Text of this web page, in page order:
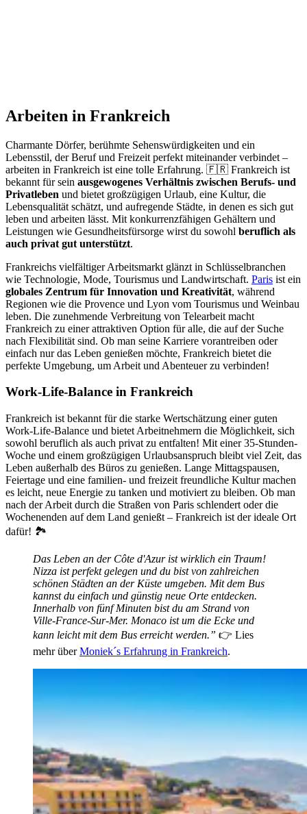
Arbeiten in Frankreich
Charmante Dörfer, berühmte Sehenswürdigkeiten und ein
Lebensstil, der Beruf und Freizeit perfekt miteinander verbindet –
arbeiten in Frankreich ist eine tolle Erfahrung. 🇫🇷 Frankreich ist
bekannt für sein ausgewogenes Verhältnis zwischen Berufs- und
Privatleben und bietet großzügigen Urlaub, eine Kultur, die
Lebensqualität schätzt, und aufregende Städte, in denen es sich gut
leben und arbeiten lässt. Mit konkurrenzfähigen Gehältern und
Leistungen wie Gesundheitsfürsorge wirst du sowohl beruflich als
auch privat gut unterstützt.
Frankreichs vielfältiger Arbeitsmarkt glänzt in Schlüsselbranchen
wie Technologie, Mode, Tourismus und Landwirtschaft. Paris ist ein
globales Zentrum für Innovation und Kreativität, während
Regionen wie die Provence und Lyon vom Tourismus und Weinbau
leben. Die zunehmende Verbreitung von Telearbeit macht
Frankreich zu einer attraktiven Option für alle, die auf der Suche
nach Flexibilität sind. Ob man seine Karriere vorantreiben oder
einfach nur das Leben genießen möchte, Frankreich bietet die
perfekte Umgebung, um Arbeit und Abenteuer zu verbinden!
Work-Life-Balance in Frankreich
Frankreich ist bekannt für die starke Wertschätzung einer guten
Work-Life-Balance und bietet Arbeitnehmern die Möglichkeit, sich
sowohl beruflich als auch privat zu entfalten! Mit einer 35-Stunden-
Woche und einem großzügigen Urlaubsanspruch bleibt viel Zeit, das
Leben außerhalb des Büros zu genießen. Lange Mittagspausen,
Feiertage und eine familien- und freizeit freundliche Kultur machen
es leicht, neue Energie zu tanken und motiviert zu bleiben. Ob man
nach der Arbeit durch die Straßen von Paris schlendert oder die
Wochenenden auf dem Land genießt – Frankreich ist der ideale Ort
dafür! 🏞️
Das Leben an der Côte d'Azur ist wirklich ein Traum!
Nizza ist perfekt gelegen und du bist von zahlreichen
schönen Städten an der Küste umgeben. Mit dem Bus
kannst du einfach und günstig neue Orte entdecken.
Innerhalb von fünf Minuten bist du am Strand von
Ville-France-Sur-Mer. Monaco ist um die Ecke und
kann leicht mit dem Bus erreicht werden.” 👉 Lies
mehr überMoniek´s Erfahrung in Frankreich.